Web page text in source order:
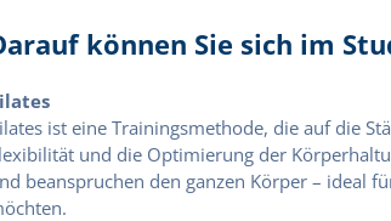
können Sie sich im
ist eine Trainingsmethode, die auf die
und die Optimierung der
beanspruchen den ganzen Körper – ideal